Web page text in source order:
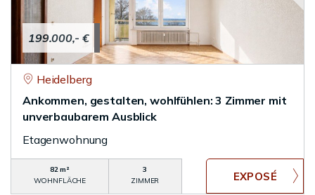
199.000,- €
Heidelberg
Ankommen, gestalten, wohlfühlen: 3 Zimmer mit
unverbaubarem Ausblick
Etagenwohnung
82 m²
WOHNFLÄCHE
3
ZIMMER